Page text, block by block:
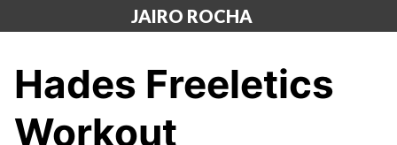
al
JAIRO ROCHA
Hades Freeletics
Workout